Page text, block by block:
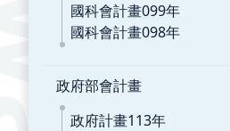
國科會計畫099年
國科會計畫098年
政府部會計畫
政府計畫113年